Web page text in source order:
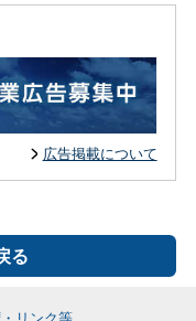
広告掲載について
る